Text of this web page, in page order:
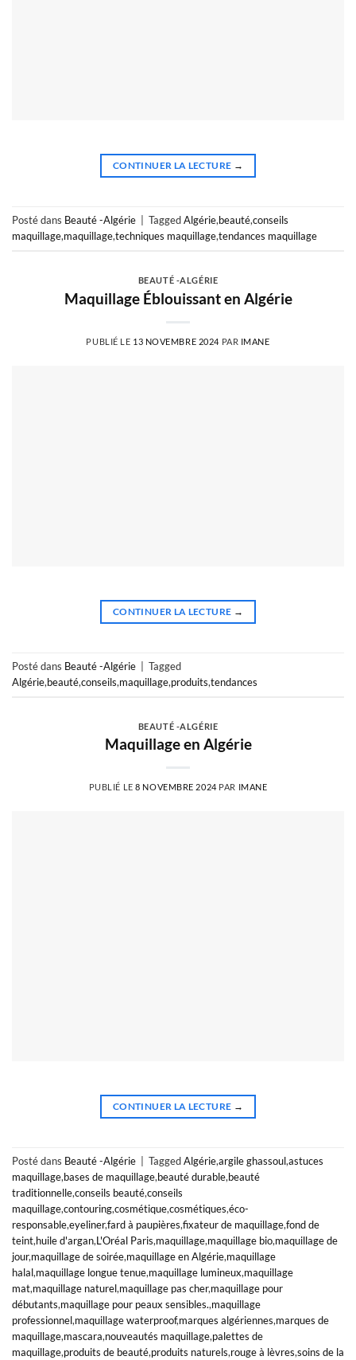
CONTINUER LA LECTURE →
Posté dans Beauté -Algérie TaggedAlgérie,beauté,conseils
maquillage,maquillage,techniques maquillage,tendances maquillage
BEAUTÉ -ALGÉRIE
Maquillage Éblouissant en Algérie
PUBLIÉ LE 13 NOVEMBRE 2024 PAR IMANE
CONTINUER LA LECTURE →
Posté dans Beauté -Algérie
Tagged
Algérie,beauté,conseils,maquillage,produits,tendances
BEAUTÉ -ALGÉRIE
Maquillage en Algérie
PUBLIÉ LE8 NOVEMBRE 2024 PAR IMANE
CONTINUER LA LECTURE →
Posté dans Beauté -Algérie TaggedAlgérie,argile ghassoul,astuces
maquillage,bases de maquillage,beauté durable,beauté
traditionnelle,conseils beauté,conseils
maquillage,contouring,cosmétique,cosmétiques,éco-
responsable,eyeliner,fard à paupières,fixateur de maquillage,fond de
teint,huile d'argan,L'Oréal Paris,maquillage,maquillage bio,maquillage de
jour,maquillage de soirée,maquillage en Algérie,maquillage
halal,maquillage longue tenue,maquillage lumineux,maquillage
mat,maquillage naturel,maquillage pas cher,maquillage pour
débutants,maquillage pour peaux sensibles.,maquillage
professionnel,maquillage waterproof,marques algériennes,marques de
maquillage,mascara,nouveautés maquillage,palettes de
maquillage,produits de beauté,produits naturels,rouge à lèvres,soins de la